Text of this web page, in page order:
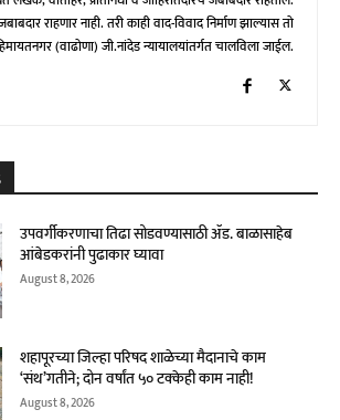
राहणार नाही. तरी काही वाद-विवाद निर्माण झाल्यास तो
(वाढोणा) जी.नांदेड न्यायालयांतर्गत चालविला जाईल.
उपवर्गीकरणाचा तिढा सोडवण्यासाठी ॲड. बाळासाहेब
आंबेडकरांनी पुढाकार घ्यावा
August 8, 2026
शहापूरच्या जिल्हा परिषद शाळेच्या मैदानाचे काम
‘संथ’गतीने; दोन वर्षांत ५० टक्केही काम नाही!
August 8, 2026